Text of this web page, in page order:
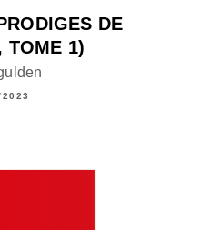
DE
TOME 1)